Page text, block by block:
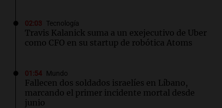
02:03 Tecnología
Travis Kalanick suma a un exejecutivo de Uber
como CFO en su startup de robótica Atoms
01:54 Mundo
Fallecen dos soldados israelíes en Líbano,
marcando el primer incidente mortal desde
junio